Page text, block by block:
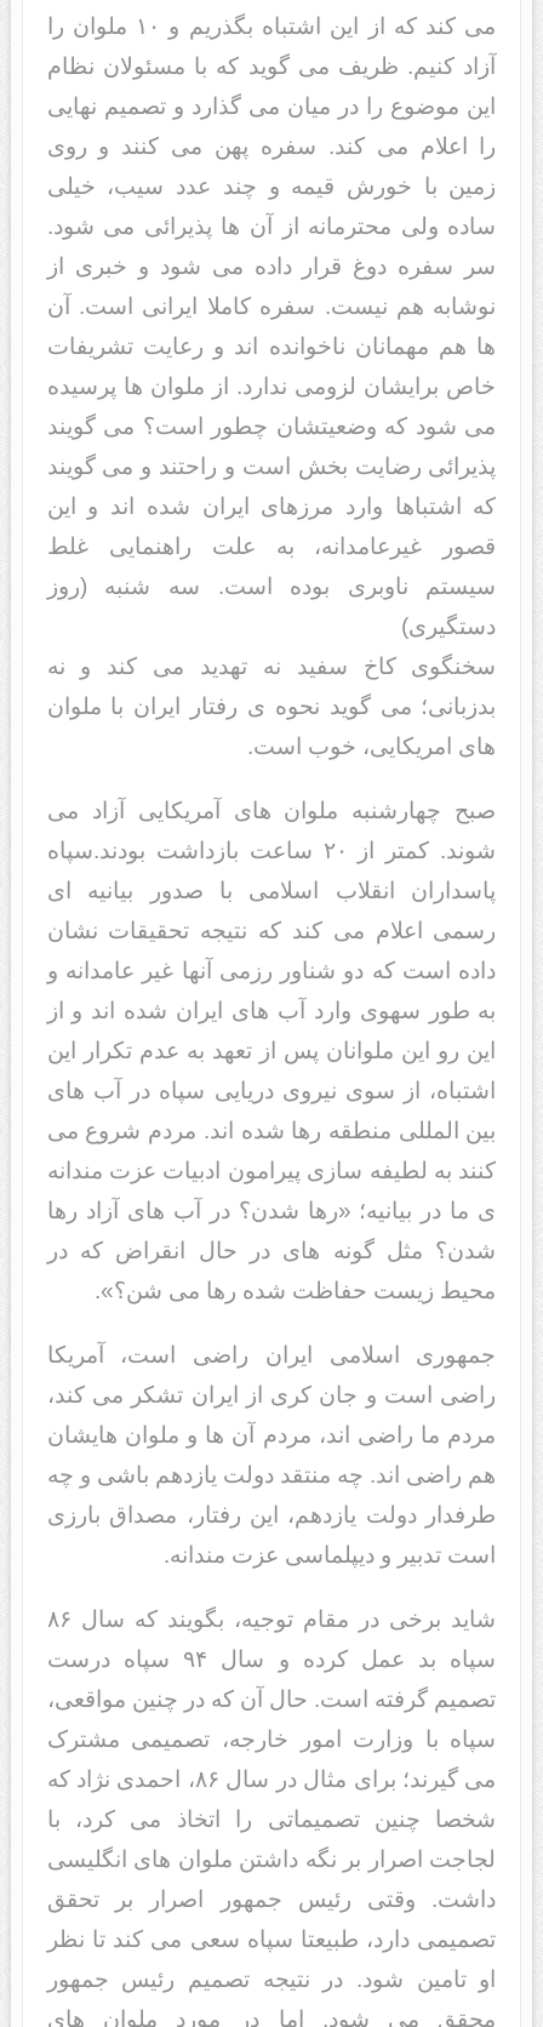
می کند که از این اشتباه بگذریم و ۱۰ ملوان را
آزاد کنیم. ظریف می گوید که با مسئولان نظام
این موضوع را در میان می گذارد و تصمیم نهایی
را اعلام می کند. سفره پهن می کنند و روی
زمین با خورش قیمه و چند عدد سیب، خیلی
ساده ولی محترمانه از آن ها پذیرائی می شود.
سر سفره دوغ قرار داده می شود و خبری از
نوشابه هم نیست. سفره کاملا ایرانی است. آن
ها هم مهمانان ناخوانده اند و رعایت تشریفات
خاص برایشان لزومی ندارد. از ملوان ها پرسیده
می شود که وضعیتشان چطور است؟ می گویند
پذیرائی رضایت بخش است و راحتند و می گویند
که اشتباها وارد مرزهای ایران شده اند و این
قصور غیرعامدانه، به علت راهنمایی غلط
سیستم ناوبری بوده است. سه شنبه (روز
دستگیری)
سخنگوی کاخ سفید نه تهدید می کند و نه
بدزبانی؛ می گوید نحوه ی رفتار ایران با ملوان
های امریکایی، خوب است.
صبح چهارشنبه ملوان های آمریکایی آزاد می
شوند. کمتر از ۲۰ ساعت بازداشت بودند.سپاه
پاسداران انقلاب اسلامی با صدور بیانیه ای
رسمی اعلام می کند که نتیجه تحقیقات نشان
داده است که دو شناور رزمی آنها غیر عامدانه و
به طور سهوی وارد آب های ایران شده اند و از
این رو این ملوانان پس از تعهد به عدم تکرار این
اشتباه، از سوی نیروی دریایی سپاه در آب های
بین المللی منطقه رها شده اند. مردم شروع می
کنند به لطیفه سازی پیرامون ادبیات عزت مندانه
ی ما در بیانیه؛ «رها شدن؟ در آب های آزاد رها
شدن؟ مثل گونه های در حال انقراض که در
محیط زیست حفاظت شده رها می شن؟».
جمهوری اسلامی ایران راضی است، آمریکا
راضی است و جان کری از ایران تشکر می کند،
مردم ما راضی اند، مردم آن ها و ملوان هایشان
هم راضی اند. چه منتقد دولت یازدهم باشی و چه
طرفدار دولت یازدهم، این رفتار، مصداق بارزی
است تدبیر و دیپلماسی عزت مندانه.
شاید برخی در مقام توجیه، بگویند که سال ۸۶
سپاه بد عمل کرده و سال ۹۴ سپاه درست
تصمیم گرفته است. حال آن که در چنین مواقعی،
سپاه با وزارت امور خارجه، تصمیمی مشترک
می گیرند؛ برای مثال در سال ۸۶، احمدی نژاد که
شخصا چنین تصمیماتی را اتخاذ می کرد، با
لجاجت اصرار بر نگه داشتن ملوان های انگلیسی
داشت. وقتی رئیس جمهور اصرار بر تحقق
تصمیمی دارد، طبیعتا سپاه سعی می کند تا نظر
او تامین شود. در نتیجه تصمیم رئیس جمهور
محقق می شود. اما در مورد ملوان های